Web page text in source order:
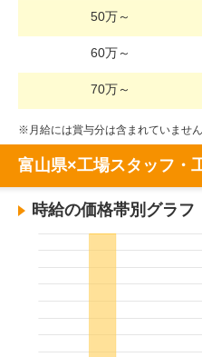
50万～
60万～
70万～
※月給には賞与分は含まれていません
富山県×工場スタッフ・
時給の価格帯別グラフ